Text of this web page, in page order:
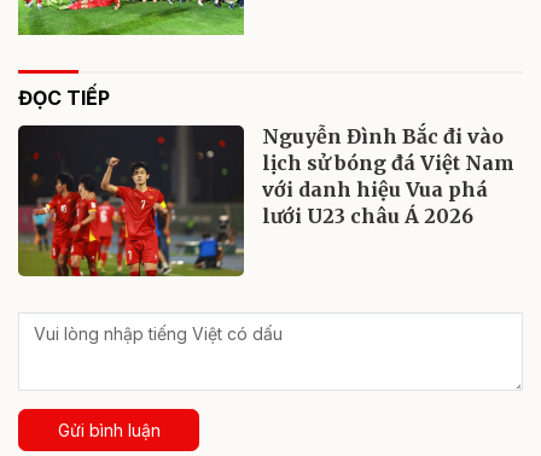
ĐỌC TIẾP
Nguyễn Đình Bắc đi vào
lịch sử bóng đá Việt Nam
với danh hiệu Vua phá
lưới U23 châu Á 2026
Gửi bình luận